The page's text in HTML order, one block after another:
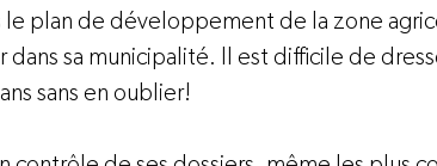
le plan de développement de la zone
dans sa municipalité. Il est difficile de
sans en oublier!